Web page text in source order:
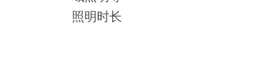
照明时长